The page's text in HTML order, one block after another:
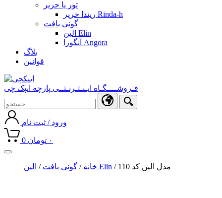
تور یا حریر
ریندا حریر Rinda-h
گونی بافت
الین Elin
آنگورا Angora
بلاگ
قوانین
فـروشــــگـاه ایـنـتـرنـتــی پارچه ایپک چی
ورود / ثبت نام
0 ۰ تومان
Toggle
navigation
خانه / گونی بافت / الین Elin / مدل الین کد 110